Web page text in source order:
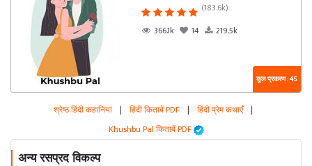
(183.6k)
366.1k
14 219.5k
कुल प्रकरण : 45
श्रेष्ठ हिंदी कहानियां | हिंदी किताबें PDF | हिंदी प्रेम कथाएँ |
Khushbu Pal किताबें PDF
अन्य रसप्रद विकल्प